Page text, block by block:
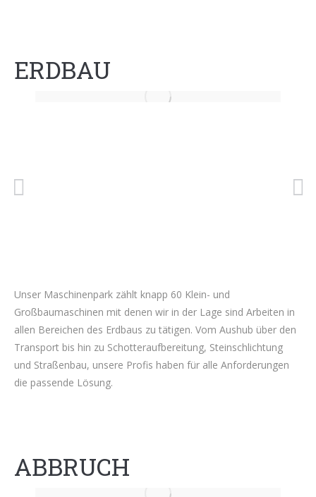
ERDBAU
Unser Maschinenpark zählt knapp 60 Klein- und
Großbaumaschinen mit denen wir in der Lage sind Arbeiten in
allen Bereichen des Erdbaus zu tätigen. Vom Aushub über den
Transport bis hin zu Schotteraufbereitung, Steinschlichtung
und Straßenbau, unsere Profis haben für alle Anforderungen
die passende Lösung.
ABBRUCH